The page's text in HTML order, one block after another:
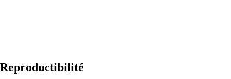
Reproductibilité